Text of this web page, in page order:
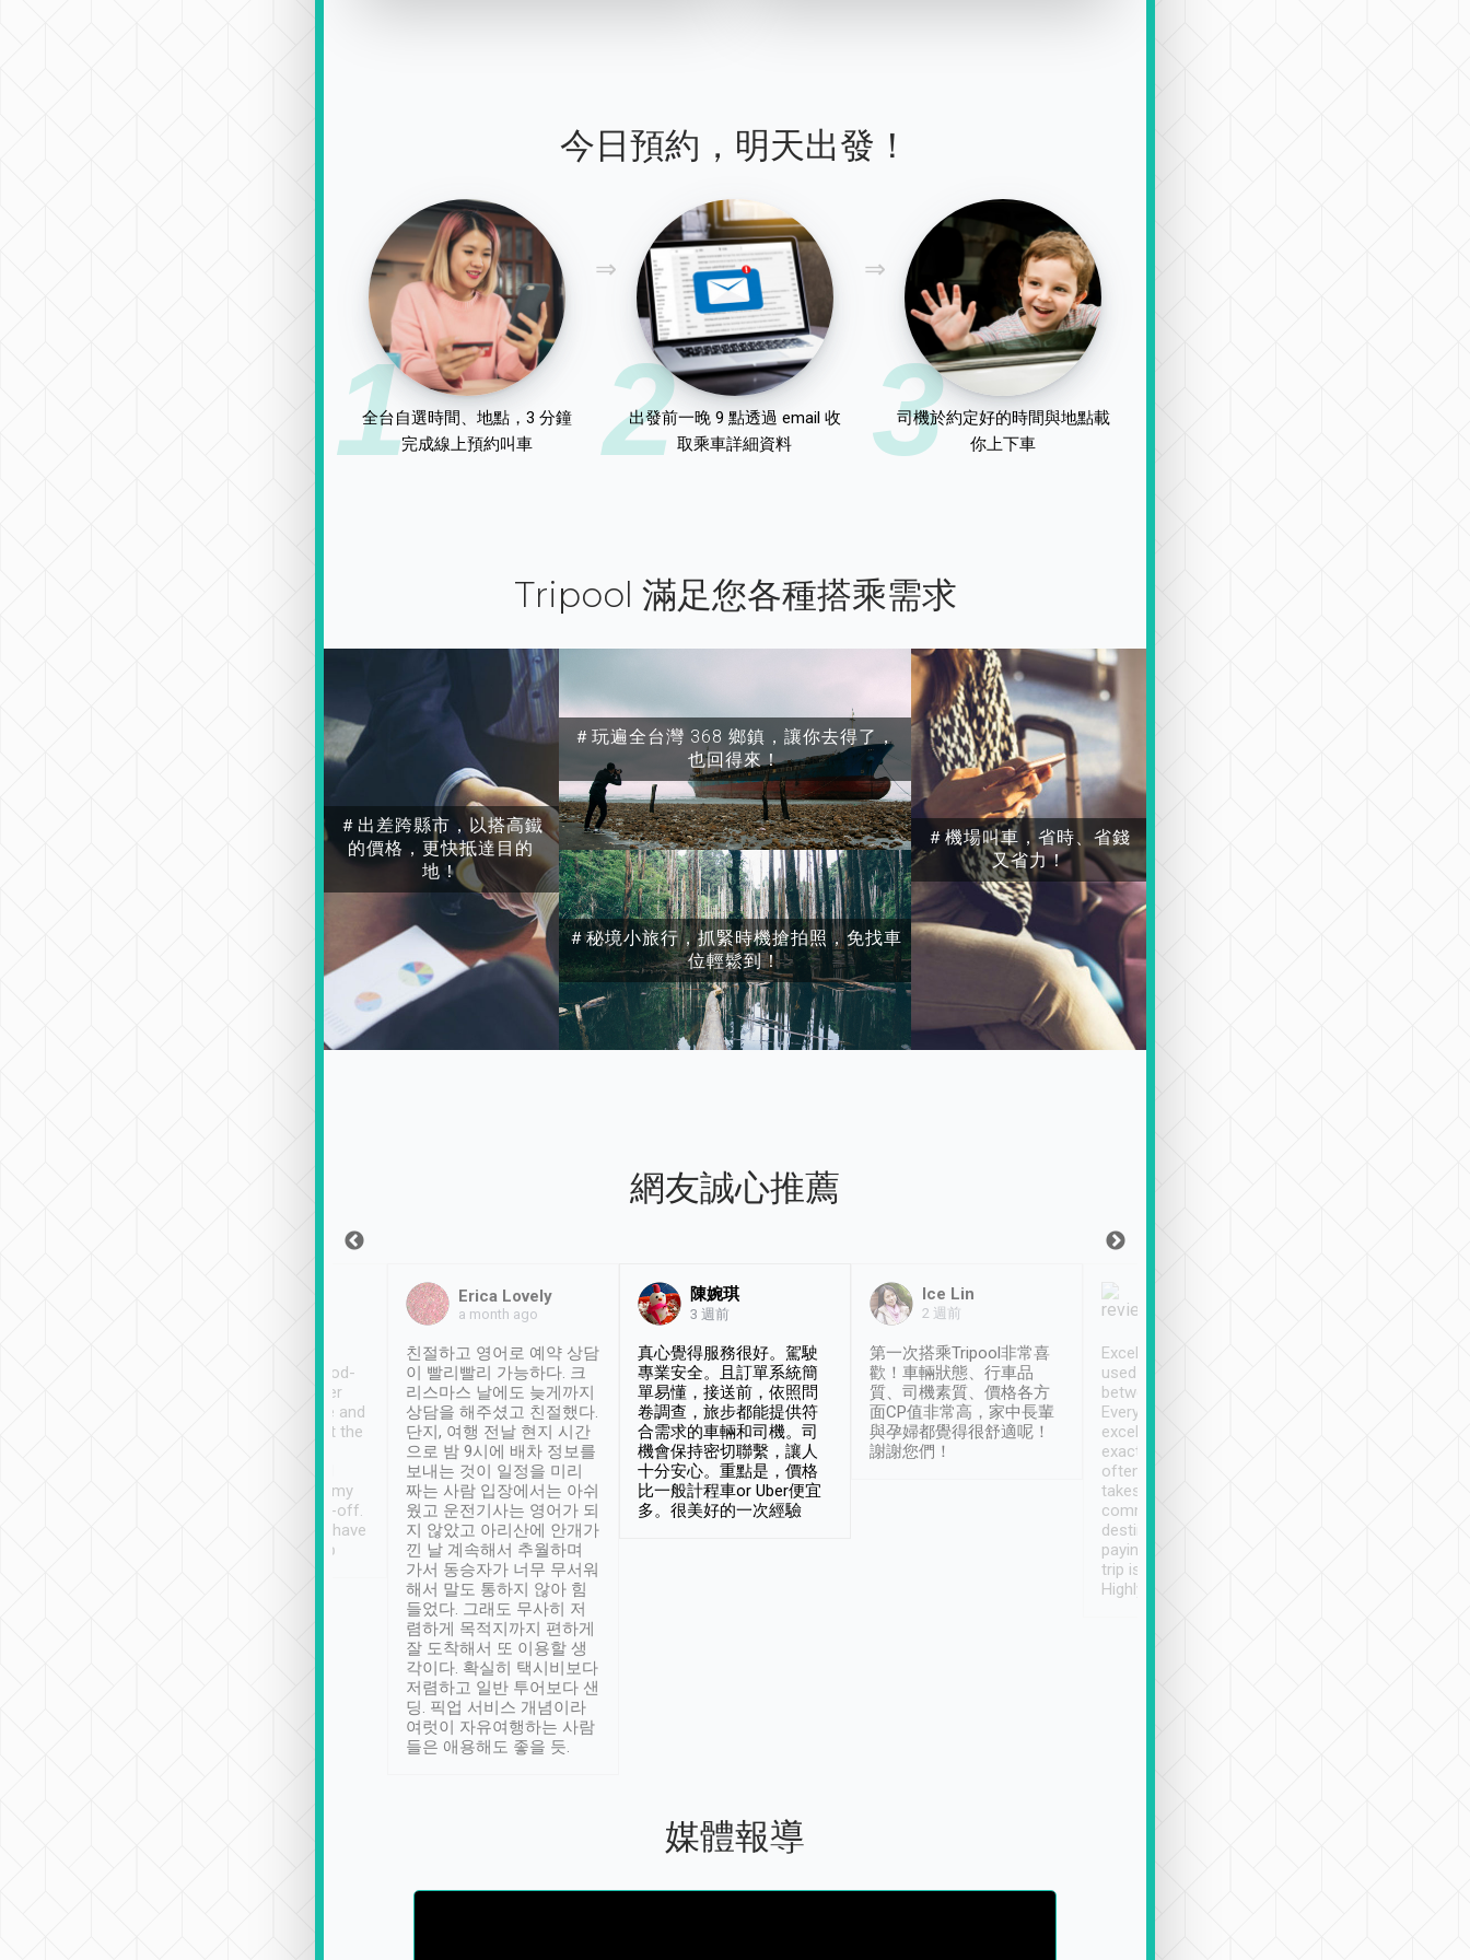
今日預約，明天出發！
1
全台自選時間、地點，3 分鐘
完成線上預約叫車
2
出發前一晚 9 點透過 email 收
取乘車詳細資料
3
司機於約定好的時間與地點載
你上下車
Tripool 滿足您各種搭乘需求
＃出差跨縣市，以搭高鐵
的價格，更快抵達目的
地！
＃玩遍全台灣 368 鄉鎮，讓你去得了，
也回得來！
＃秘境小旅行，抓緊時機搶拍照，免找車
位輕鬆到！
＃機場叫車，省時、省錢
又省力！
網友誠心推薦
service, vehicles in good-
condition and the driver
service was awesome and
thoughtful. Driver went the
have safely arrived at my
destination after drop-off.
Definitely something I have
not seen elsewhere 👍
Erica Lovely
a month ago
친절하고 영어로 예약 상담
이 빨리빨리 가능하다. 크
리스마스 날에도 늦게까지
상담을 해주셨고 친절했다.
단지, 여행 전날 현지 시간
으로 밤 9시에 배차 정보를
보내는 것이 일정을 미리
짜는 사람 입장에서는 아쉬
웠고 운전기사는 영어가 되
지 않았고 아리산에 안개가
낀 날 계속해서 추월하며
가서 동승자가 너무 무서워
해서 말도 통하지 않아 힘
들었다. 그래도 무사히 저
렴하게 목적지까지 편하게
잘 도착해서 또 이용할 생
각이다. 확실히 택시비보다
저렴하고 일반 투어보다 샌
딩. 픽업 서비스 개념이라
여럿이 자유여행하는 사람
들은 애용해도 좋을 듯.
陳婉琪
3 週前
真心覺得服務很好。駕駛
專業安全。且訂單系統簡
單易懂，接送前，依照問
卷調查，旅步都能提供符
合需求的車輛和司機。司
機會保持密切聯繫，讓人
十分安心。重點是，價格
比一般計程車or Uber便宜
多。很美好的一次經驗
Ice Lin
2 週前
第一次搭乘Tripool非常喜
歡！車輛狀態、行車品
質、司機素質、價格各方
面CP值非常高，家中長輩
與孕婦都覺得很舒適呢！
謝謝您們！
Excellent service. We have
used Tripool to travel
between cities in Taiwan.
Every driver has been
excellent and arrives
exactly on time. As there is
often limited English it
takes the difficulty out of
communicating the
destination details and
paying online prior to the
trip is very convenient.
Highly recommended
媒體報導